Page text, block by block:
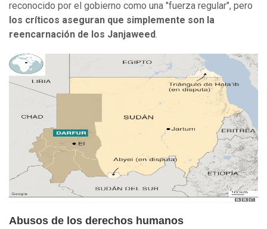
reconocido por el gobierno como una "fuerza regular", pero
los críticos aseguran que simplemente son la
reencarnación de los Janjaweed.
Abusos de los derechos humanos